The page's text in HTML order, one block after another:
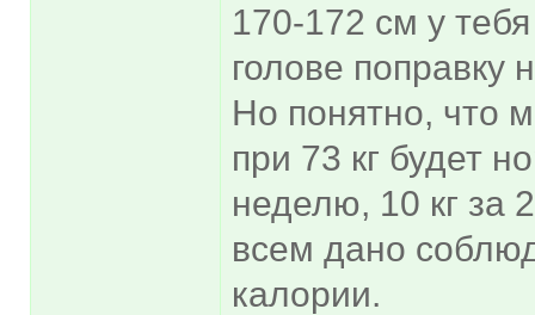
170-172 см у
голове поправку
Но понятно, что
при 73 кг будет
неделю, 10 кг за
всем дано
калории.